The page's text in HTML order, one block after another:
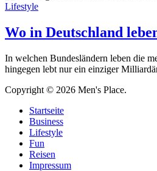
Lifestyle
Wo in Deutschland
In welchen Bundesländern leben die
hingegen lebt nur ein einziger
Copyright © 2026 Men's Place.
Startseite
Business
Lifestyle
Fun
Reisen
Impressum